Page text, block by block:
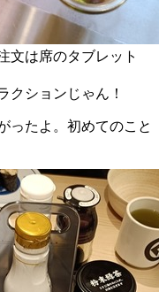
文は席のタブレット
クションじゃん！
ったよ。初めてのこと